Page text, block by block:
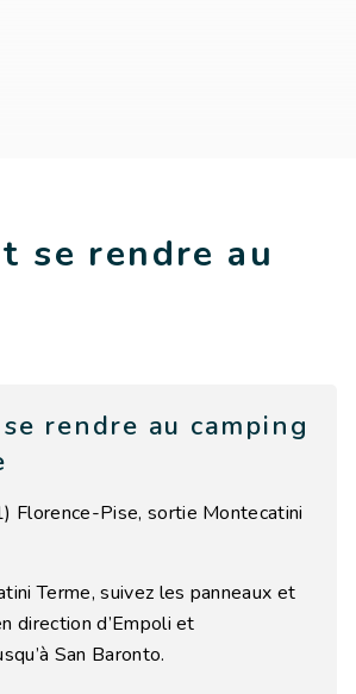
se rendre au
rendre au camping
Florence-Pise, sortie Montecatini
Terme, suivez les panneaux et
direction d’Empoli et
San Baronto.